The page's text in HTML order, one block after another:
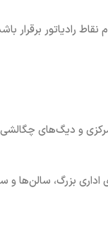
رادیاتور برقرار
مرکزی و دیگ‌های چگالشی